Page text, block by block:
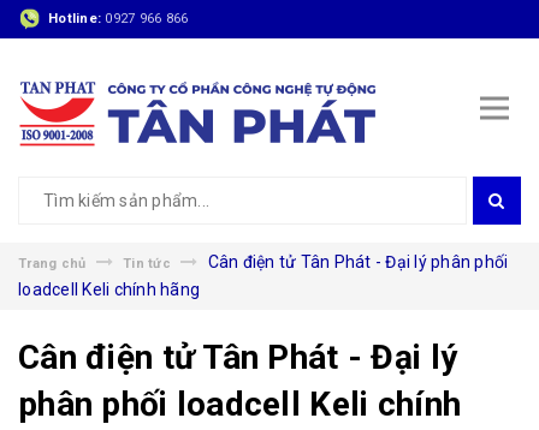
Hotline: 0927 966 866
Trang chủ Tin tức
Cân điện tử Tân Phát - Đại lý phân phối
loadcell Keli chính hãng
Cân điện tử Tân Phát - Đại lý
phân phối loadcell Keli chính